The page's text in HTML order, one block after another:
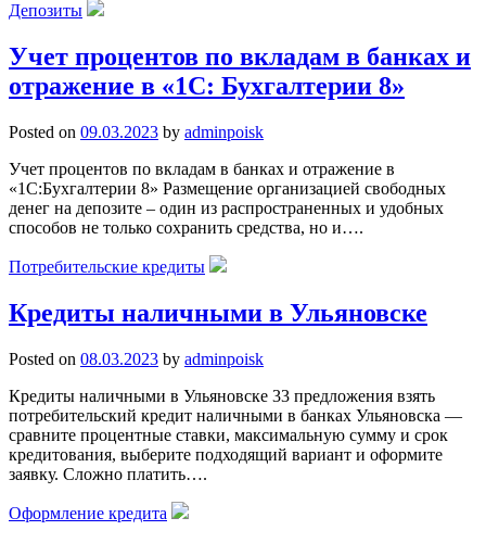
Депозиты
Учет процентов по вкладам в банках и
отражение в «1С: Бухгалтерии 8»
Posted on 09.03.2023 by adminpoisk
Учет процентов по вкладам в банках и отражение в
«1С:Бухгалтерии 8» Размещение организацией свободных
денег на депозите – один из распространенных и удобных
способов не только сохранить средства, но и….
Потребительские кредиты
Кредиты наличными в Ульяновске
Posted on 08.03.2023 by adminpoisk
Кредиты наличными в Ульяновске 33 предложения взять
потребительский кредит наличными в банках Ульяновска —
сравните процентные ставки, максимальную сумму и срок
кредитования, выберите подходящий вариант и оформите
заявку. Сложно платить….
Оформление кредита